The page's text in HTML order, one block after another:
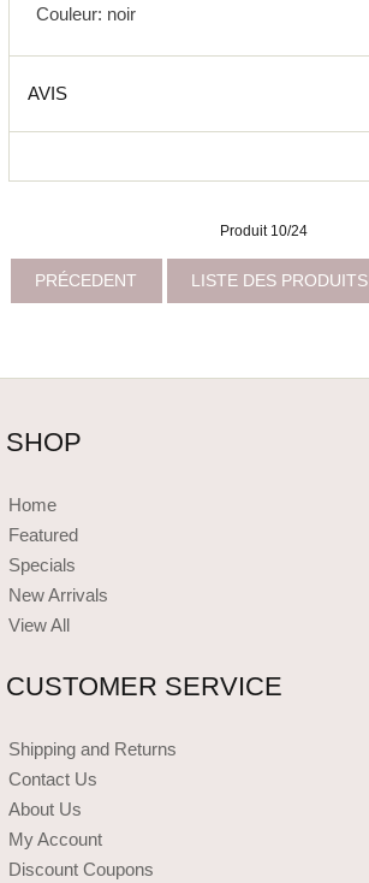
Couleur: noir
AVIS
Produit 10/24
PRÉCEDENT LISTE DES PRODUITS
SHOP
Home
Featured
Specials
New Arrivals
View All
CUSTOMER SERVICE
Shipping and Returns
Contact Us
About Us
My Account
Discount Coupons